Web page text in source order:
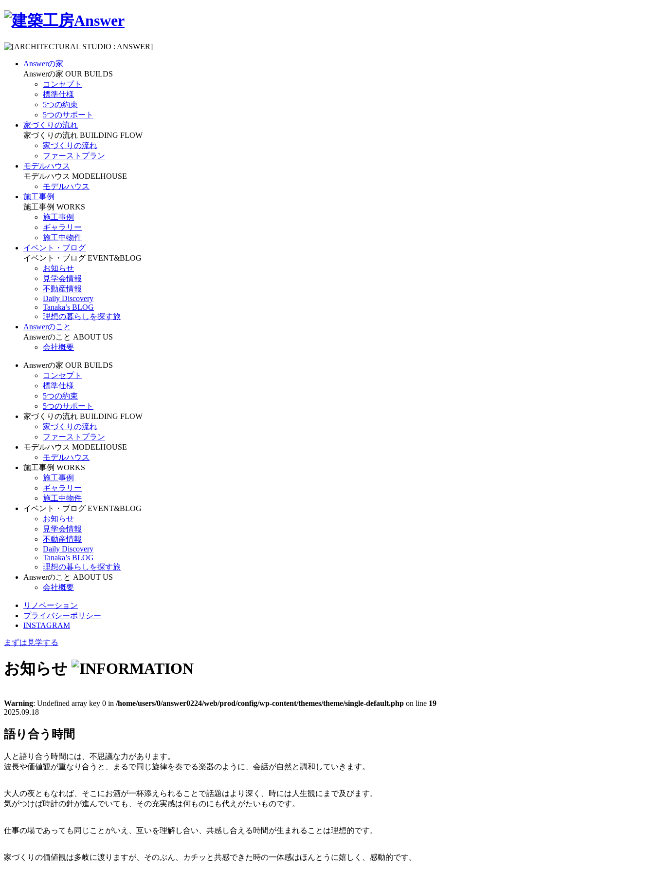
Answerの家
Answerの家 OUR BUILDS
コンセプト
標準仕様
5つの約束
5つのサポート
家づくりの流れ
家づくりの流れ BUILDING FLOW
家づくりの流れ
ファーストプラン
モデルハウス
モデルハウス MODELHOUSE
モデルハウス
施工事例
施工事例 WORKS
施工事例
ギャラリー
施工中物件
イベント・ブログ
イベント・ブログ EVENT&BLOG
お知らせ
見学会情報
不動産情報
Daily Discovery
Tanaka’s BLOG
理想の暮らしを探す旅
Answerのこと
Answerのこと ABOUT US
会社概要
Answerの家 OUR BUILDS
コンセプト
標準仕様
5つの約束
5つのサポート
家づくりの流れ BUILDING FLOW
家づくりの流れ
ファーストプラン
モデルハウス MODELHOUSE
モデルハウス
施工事例 WORKS
施工事例
ギャラリー
施工中物件
イベント・ブログ EVENT&BLOG
お知らせ
見学会情報
不動産情報
Daily Discovery
Tanaka’s BLOG
理想の暮らしを探す旅
Answerのこと ABOUT US
会社概要
リノベーション
プライバシーポリシー
INSTAGRAM
まずは見学する
お知らせ
Warning: Undefined array key 0 in /home/users/0/answer0224/web/prod/config/wp-content/themes/theme/single-default.php on line 19
2025.09.18
語り合う時間
人と語り合う時間には、不思議な力があります。
波長や価値観が重なり合うと、まるで同じ旋律を奏でる楽器のように、会話が自然と調和していきます。
大人の夜ともなれば、そこにお酒が一杯添えられることで話題はより深く、時には人生観にまで及びます。
気がつけば時計の針が進んでいても、その充実感は何ものにも代えがたいものです。
仕事の場であっても同じことがいえ、互いを理解し合い、共感し合える時間が生まれることは理想的です。
家づくりの価値観は多岐に渡りますが、そのぶん、カチッと共感できた時の一体感はほんとうに嬉しく、感動的です。